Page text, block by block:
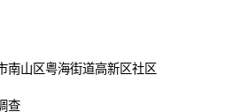
南山区粤海街道高新区社区
查